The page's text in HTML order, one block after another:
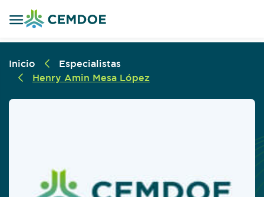
Inicio
Especialistas
Henry Amin Mesa López